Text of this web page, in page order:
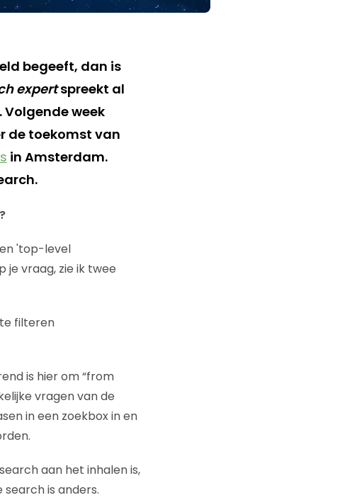
begeeft, dan is
expertspreekt al
week
de toekomst van
in Amsterdam.
'top-level
je vraag, zie ik twee
filteren
is hier om “from
vragen van de
in een zoekbox in en
aan het inhalen is,
search is anders.